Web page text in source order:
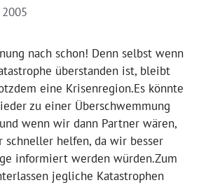
nach schon! Denn selbst wenn
überstanden ist, bleibt
eine Krisenregion.Es könnte
zu einer Überschwemmung
wenn wir dann Partner wären,
schneller helfen, da wir besser
informiert werden würden.Zum
jegliche Katastrophen